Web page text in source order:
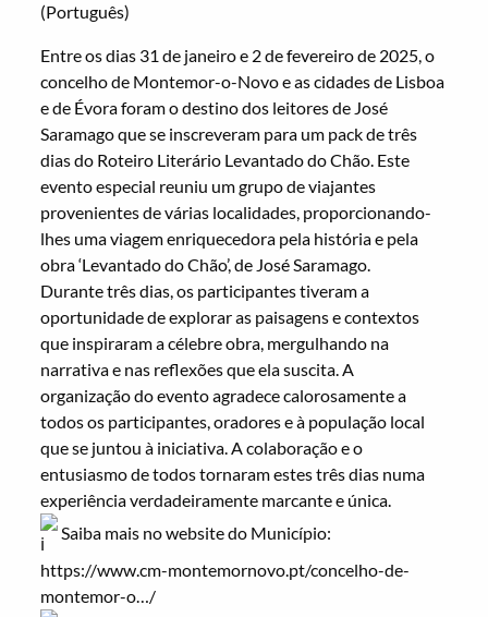
(Português)
Entre os dias 31 de janeiro e 2 de fevereiro de 2025, o
concelho de Montemor-o-Novo e as cidades de Lisboa
e de Évora foram o destino dos leitores de José
Saramago que se inscreveram para um pack de três
dias do Roteiro Literário Levantado do Chão. Este
evento especial reuniu um grupo de viajantes
provenientes de várias localidades, proporcionando-
lhes uma viagem enriquecedora pela história e pela
obra ‘Levantado do Chão’, de José Saramago.
Durante três dias, os participantes tiveram a
oportunidade de explorar as paisagens e contextos
que inspiraram a célebre obra, mergulhando na
narrativa e nas reflexões que ela suscita. A
organização do evento agradece calorosamente a
todos os participantes, oradores e à população local
que se juntou à iniciativa. A colaboração e o
entusiasmo de todos tornaram estes três dias numa
experiência verdadeiramente marcante e única.
Saiba mais no website do Município:
https://www.cm-montemornovo.pt/concelho-de-
montemor-o…/